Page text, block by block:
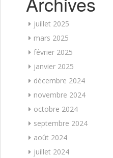
juillet 2025
mars 2025
février 2025
janvier 2025
décembre 2024
novembre 2024
octobre 2024
septembre 2024
août 2024
juillet 2024